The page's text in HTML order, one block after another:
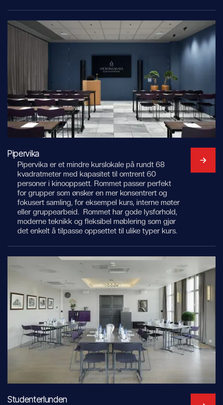
Pipervika
Pipervika er et mindre kurslokale på rundt 68
kvadratmeter med kapasitet til omtrent 60
personer i kinooppsett. Rommet passer perfekt
for grupper som ønsker en mer konsentrert og
fokusert samling, for eksempel kurs, interne møter
eller gruppearbeid. Rommet har gode lysforhold,
moderne teknikk og fleksibel møblering som gjør
det enkelt å tilpasse oppsettet til ulike typer kurs.
Studenterlunden